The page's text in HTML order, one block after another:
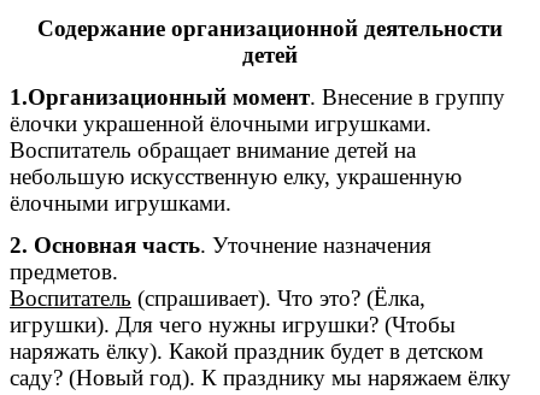
Содержание организационной деятельности
детей
1.Организационный момент. Внесение в группу
ёлочки украшенной ёлочными игрушками.
Воспитатель обращает внимание детей на
небольшую искусственную елку, украшенную
ёлочными игрушками.
2. Основная часть. Уточнение назначения
предметов.
Воспитатель (спрашивает). Что это? (Ёлка,
игрушки). Для чего нужны игрушки? (Чтобы
наряжать ёлку). Какой праздник будет в детском
саду? (Новый год). К празднику мы наряжаем ёлку